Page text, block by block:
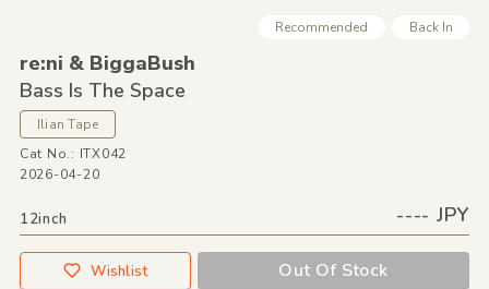
Recommended Back In
re:ni &BiggaBush
Bass Is The Space
Ilian Tape
Cat No.: ITX042
2026-04-20
12inch ---- JPY
Wishlist Out Of Stock